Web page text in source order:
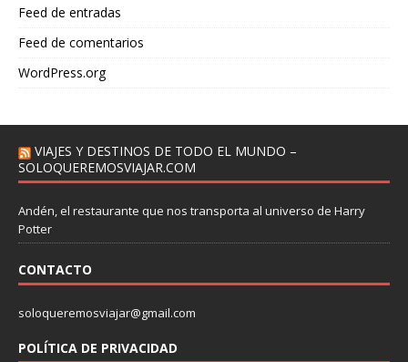
Feed de entradas
Feed de comentarios
WordPress.org
VIAJES Y DESTINOS DE TODO EL MUNDO –
SOLOQUEREMOSVIAJAR.COM
Andén, el restaurante que nos transporta al universo de Harry
Potter
CONTACTO
soloqueremosviajar@gmail.com
POLÍTICA DE PRIVACIDAD